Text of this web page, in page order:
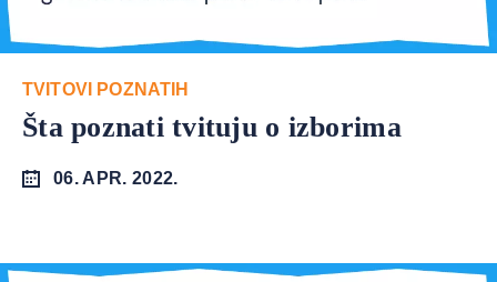
TVITOVI POZNATIH
Šta poznati tvituju o izborima
06. APR. 2022.